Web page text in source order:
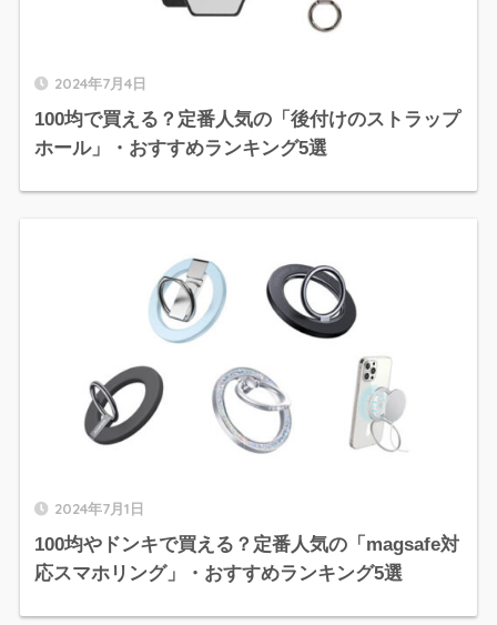
2024年7月4日
100均で買える？定番人気の「後付けのストラップ
ホール」・おすすめランキング5選
2024年7月1日
100均やドンキで買える？定番人気の「magsafe対
応スマホリング」・おすすめランキング5選